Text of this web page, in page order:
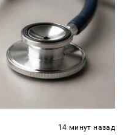
14 минут назад